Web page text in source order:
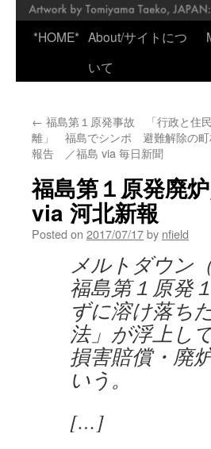
*HOME* About/サイトにつ
いて
← 福島第１原発事故 「行政と住
離」 福島でシンポ 避難解除の町
報告 ／福島 via 毎日新聞
福島第１原発廃
via 河北新報
Posted on 2017/07/17by nfield
メルトダウン
福島第１原発
ずに溶け落ち
法」が浮上し
損害賠償・廃
いう。
[…]